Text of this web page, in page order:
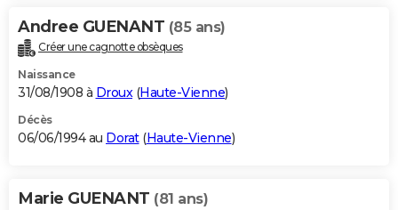
Andree GUENANT (85 ans)
Créer une cagnotte obsèques
Naissance
31/08/1908 à Droux(Haute-Vienne)
Décès
06/06/1994 au Dorat(Haute-Vienne)
Marie GUENANT (81 ans)